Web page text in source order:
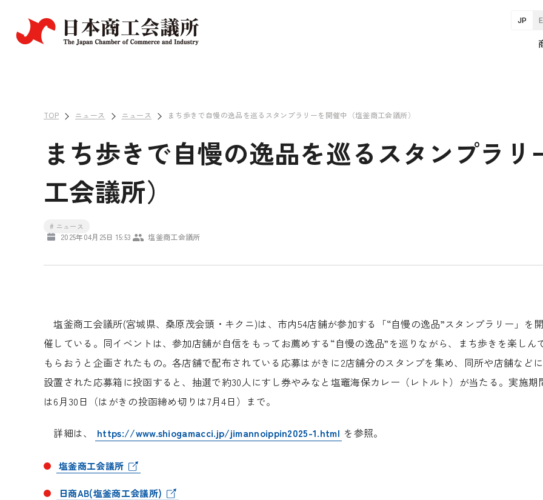
JP
TOP ニュース ニュース まち歩きで自慢の逸品を巡るスタンプラリーを開催中（塩釜商工会議所）
まち歩きで自慢の逸品を巡るスタンプラ
工会議所）
# ニュース
2025年04月25日 15:53 塩釜商工会議所
塩釜商工会議所(宮城県、桑原茂会頭・キクニ)は、市内54店舗が参加する「“自慢の逸品”スタンプラリー」を開
催している。同イベントは、参加店舗が自信をもってお薦めする“自慢の逸品”を巡りながら、まち歩きを楽しん
もらおうと企画されたもの。各店舗で配布されている応募はがきに2店舗分のスタンプを集め、同所や店舗などに
設置された応募箱に投函すると、抽選で約30人にすし券やみなと塩竈海保カレー（レトルト）が当たる。実施期
は6月30日（はがきの投函締め切りは7月4日）まで。
詳細は、 https://www.shiogamacci.jp/jimannoippin2025-1.html を参照。
塩釜商工会議所
日商AB(塩釜商工会議所)